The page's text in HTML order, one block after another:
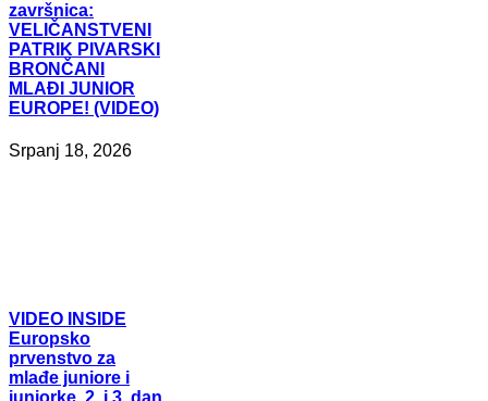
završnica:
VELIČANSTVENI
PATRIK PIVARSKI
BRONČANI
MLAĐI JUNIOR
EUROPE! (VIDEO)
Srpanj 18, 2026
VIDEO INSIDE
Europsko
prvenstvo za
mlađe juniore i